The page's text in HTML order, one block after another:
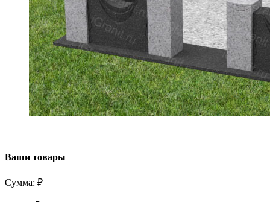
Ваши товары
Сумма: ₽